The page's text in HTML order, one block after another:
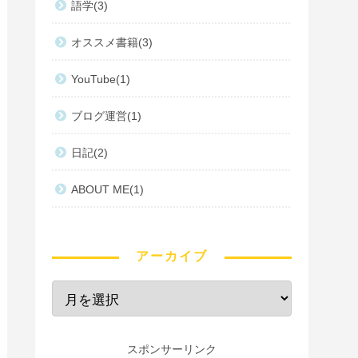
語学 3
オススメ書籍 3
YouTube 1
ブログ運営 1
日記 2
ABOUT ME 1
アーカイブ
スポンサーリンク